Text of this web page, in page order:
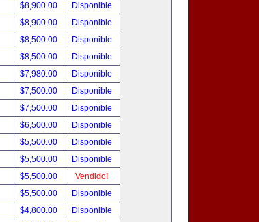
$8,900.00
Disponible
$8,900.00
Disponible
$8,500.00
Disponible
$8,500.00
Disponible
$7,980.00
Disponible
$7,500.00
Disponible
$7,500.00
Disponible
$6,500.00
Disponible
$5,500.00
Disponible
$5,500.00
Disponible
$5,500.00
Vendido!
$5,500.00
Disponible
$4,800.00
Disponible